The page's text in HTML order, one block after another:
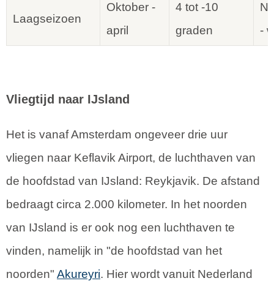
Laagseizoen
Oktober -
april
4 tot -10
graden
-
Vliegtijd naar IJsland
Het is vanaf Amsterdam ongeveer drie uur
vliegen naar Keflavik Airport, de luchthaven van
de hoofdstad van IJsland: Reykjavik. De afstand
bedraagt circa 2.000 kilometer. In het noorden
van IJsland is er ook nog een luchthaven te
vinden, namelijk in "de hoofdstad van het
noorden" Akureyri. Hier wordt vanuit Nederland